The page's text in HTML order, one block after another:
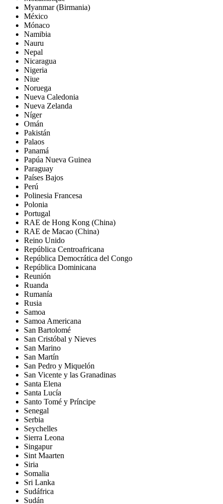
Myanmar (Birmania)
México
Mónaco
Namibia
Nauru
Nepal
Nicaragua
Nigeria
Niue
Noruega
Nueva Caledonia
Nueva Zelanda
Níger
Omán
Pakistán
Palaos
Panamá
Papúa Nueva Guinea
Paraguay
Países Bajos
Perú
Polinesia Francesa
Polonia
Portugal
RAE de Hong Kong (China)
RAE de Macao (China)
Reino Unido
República Centroafricana
República Democrática del Congo
República Dominicana
Reunión
Ruanda
Rumanía
Rusia
Samoa
Samoa Americana
San Bartolomé
San Cristóbal y Nieves
San Marino
San Martín
San Pedro y Miquelón
San Vicente y las Granadinas
Santa Elena
Santa Lucía
Santo Tomé y Príncipe
Senegal
Serbia
Seychelles
Sierra Leona
Singapur
Sint Maarten
Siria
Somalia
Sri Lanka
Sudáfrica
Sudán